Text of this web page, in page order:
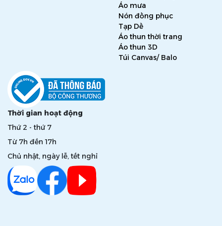
Áo mưa
Nón đồng phục
Tạp Dề
Áo thun thời trang
Áo thun 3D
Túi Canvas/ Balo
Thời gian hoạt động
Thứ 2 - thứ 7
Từ 7h đến 17h
Chủ nhật, ngày lễ, tết nghỉ